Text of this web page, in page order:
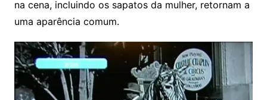
na cena, incluindo os sapatos da mulher, retornam a
uma aparência comum.